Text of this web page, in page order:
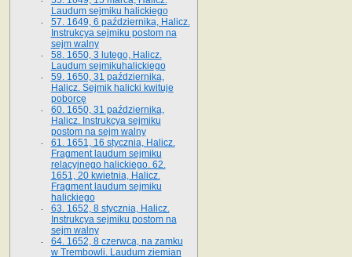
Laudum sejmiku halickiego
57. 1649, 6 października, Halicz.
Instrukcya sejmiku postom na
sejm walny
58. 1650, 3 lutego, Halicz.
Laudum sejmikuhalickiego
59. 1650, 31 października,
Halicz. Sejmik halicki kwituje
poborcę
60. 1650, 31 października,
Halicz. Instrukcya sejmiku
postom na sejm walny
61. 1651, 16 stycznia, Halicz.
Fragment laudum sejmiku
relacyjnego halickiego. 62.
1651, 20 kwietnia, Halicz.
Fragment laudum sejmiku
halickiego
63. 1652, 8 stycznia, Halicz.
Instrukcya sejmiku postom na
sejm walny
64. 1652, 8 czerwca, na zamku
w Trembowli. Laudum ziemian